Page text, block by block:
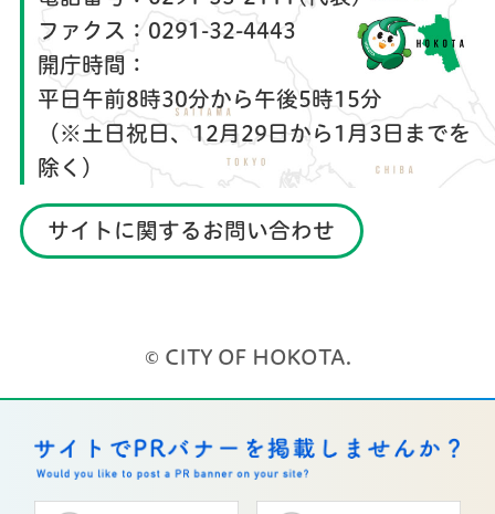
ファクス： 0291-32-4443
開庁時間：
平日午前8時30分から午後5時15分
（※土日祝日、12月29日から1月3日までを
除く）
サイトに関するお問い合わせ
© CITY OF HOKOTA.